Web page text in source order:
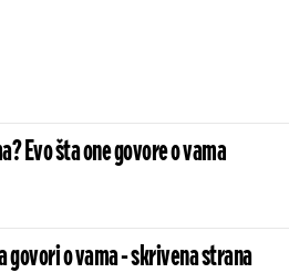
Evo šta one govore o vama
govori o vama - skrivena strana